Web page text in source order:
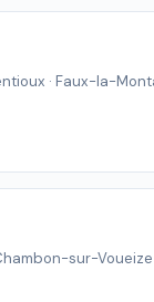
· Faux-la-
sur-Voueize